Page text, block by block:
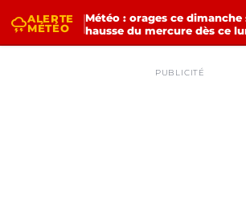
thunderstormALERTE
MÉTÉO
Météo : orages ce
hausse du mercure dès ce
PUBLICITÉ